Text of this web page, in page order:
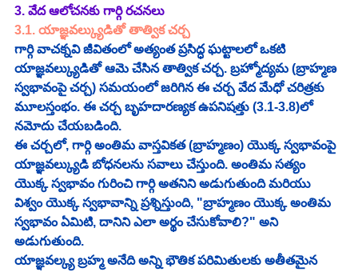
3. వేద ఆలోచనకు గార్గి రచనలు
3.1. యాజ్ఞవల్క్యుడితో తాత్విక చర్చ
గార్గి వాచక్నవి జీవితంలో అత్యంత ప్రసిద్ధ ఘట్టాలలో ఒకటి
యాజ్ఞవల్క్యుడితో ఆమె చేసిన తాత్విక చర్చ. బ్రహ్మోద్యమ (బ్రాహ్మణ
స్వభావంపై చర్చ) సమయంలో జరిగిన ఈ చర్చ వేద మేధో చరిత్రకు
మూలస్తంభం. ఈ చర్చ బృహదారణ్యక ఉపనిషత్తు (3.1-3.8)లో
నమోదు చేయబడింది.
ఈ చర్చలో, గార్గి అంతిమ వాస్తవికత (బ్రాహ్మణం) యొక్క స్వభావంపై
యాజ్ఞవల్క్యుడి బోధనలను సవాలు చేస్తుంది. అంతిమ సత్యం
యొక్క స్వభావం గురించి గార్గి అతనిని అడుగుతుంది మరియు
విశ్వం యొక్క స్వభావాన్ని ప్రశ్నిస్తుంది, "బ్రాహ్మణం యొక్క అంతిమ
స్వభావం ఏమిటి, దానిని ఎలా అర్థం చేసుకోవాలి?" అని
అడుగుతుంది.
యాజ్ఞవల్క్య బ్రహ్మ అనేది అన్ని భౌతిక పరిమితులకు అతీతమైన